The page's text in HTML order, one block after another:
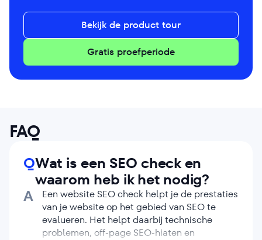
Gratis proefperiode
Bekijk de product tour
FAQ
QWat is een SEO check en
waarom heb ik het nodig?
A
Een website SEO check helpt je de prestaties
van je website op het gebied van SEO te
evalueren. Het helpt daarbij technische
problemen, off-page SEO-hiaten en